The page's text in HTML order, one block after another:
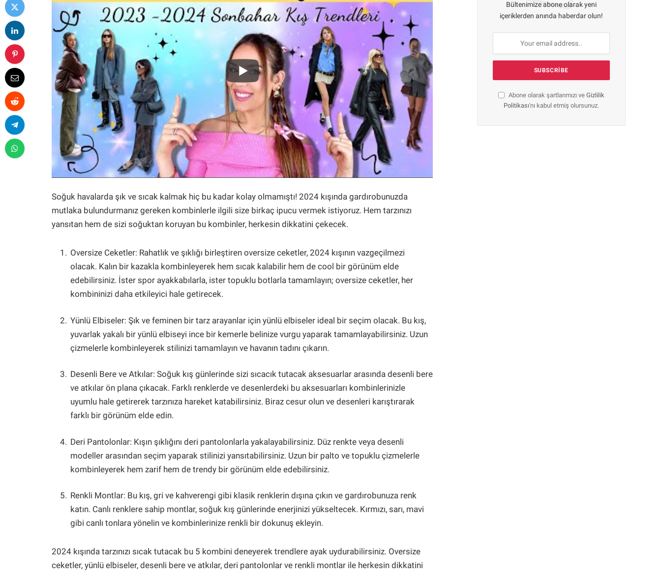
Soğuk havalarda şık ve sıcak kalmak hiç bu kadar kolay olmamıştı! 2024 kışında gardırobunuzda
mutlaka bulundurmanız gereken kombinlerle ilgili size birkaç ipucu vermek istiyoruz. Hem tarzınızı
yansıtan hem de sizi soğuktan koruyan bu kombinler, herkesin dikkatini çekecek.
Oversize Ceketler: Rahatlık ve şıklığı birleştiren oversize ceketler, 2024 kışının vazgeçilmezi
olacak. Kalın bir kazakla kombinleyerek hem sıcak kalabilir hem de cool bir görünüm elde
edebilirsiniz. İster spor ayakkabılarla, ister topuklu botlarla tamamlayın; oversize ceketler, her
kombininizi daha etkileyici hale getirecek.
Yünlü Elbiseler: Şık ve feminen bir tarz arayanlar için yünlü elbiseler ideal bir seçim olacak. Bu kış,
yuvarlak yakalı bir yünlü elbiseyi ince bir kemerle belinize vurgu yaparak tamamlayabilirsiniz. Uzun
çizmelerle kombinleyerek stilinizi tamamlayın ve havanın tadını çıkarın.
Desenli Bere ve Atkılar: Soğuk kış günlerinde sizi sıcacık tutacak aksesuarlar arasında desenli bere
ve atkılar ön plana çıkacak. Farklı renklerde ve desenlerdeki bu aksesuarları kombinlerinizle
uyumlu hale getirerek tarzınıza hareket katabilirsiniz. Biraz cesur olun ve desenleri karıştırarak
farklı bir görünüm elde edin.
Deri Pantolonlar: Kışın şıklığını deri pantolonlarla yakalayabilirsiniz. Düz renkte veya desenli
modeller arasından seçim yaparak stilinizi yansıtabilirsiniz. Uzun bir palto ve topuklu çizmelerle
kombinleyerek hem zarif hem de trendy bir görünüm elde edebilirsiniz.
Renkli Montlar: Bu kış, gri ve kahverengi gibi klasik renklerin dışına çıkın ve gardırobunuza renk
katın. Canlı renklere sahip montlar, soğuk kış günlerinde enerjinizi yükseltecek. Kırmızı, sarı, mavi
gibi canlı tonlara yönelin ve kombinlerinize renkli bir dokunuş ekleyin.
2024 kışında tarzınızı sıcak tutacak bu 5 kombini deneyerek trendlere ayak uydurabilirsiniz. Oversize
ceketler, yünlü elbiseler, desenli bere ve atkılar, deri pantolonlar ve renkli montlar ile herkesin dikkatini
Bültenimize abone olarak yeni
içeriklerden anında haberdar olun!
Abone olarak şartlarımızı ve Gizlilik
Politikası'nı kabul etmiş olursunuz.